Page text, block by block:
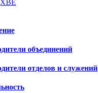
объединений
отделов и служений